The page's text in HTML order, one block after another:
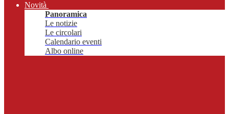
Novità
Panoramica
Le notizie
Le circolari
Calendario eventi
Albo online